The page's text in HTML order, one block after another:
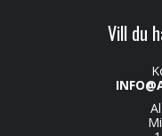
Vill du